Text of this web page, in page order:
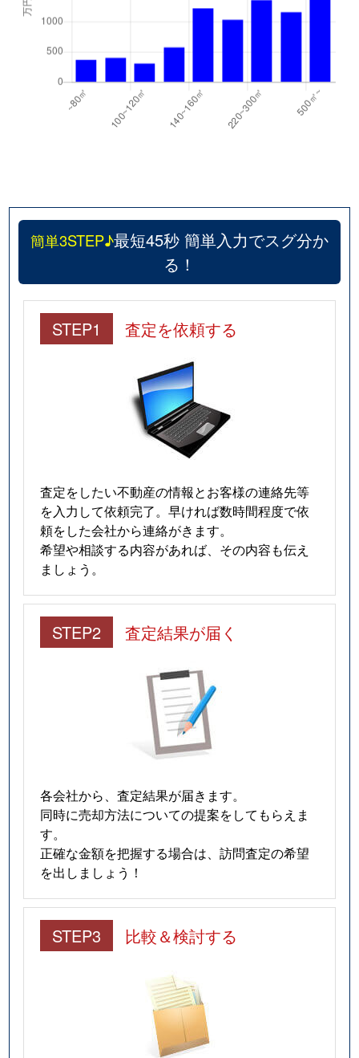
簡単3STEP♪最短45秒 簡単入力でスグ分か
る！
STEP1 査定を依頼する
査定をしたい不動産の情報とお客様の連絡先等
を入力して依頼完了。早ければ数時間程度で依
頼をした会社から連絡がきます。
希望や相談する内容があれば、その内容も伝え
ましょう。
STEP2 査定結果が届く
各会社から、査定結果が届きます。
同時に売却方法についての提案をしてもらえま
す。
正確な金額を把握する場合は、訪問査定の希望
を出しましょう！
STEP3 比較＆検討する